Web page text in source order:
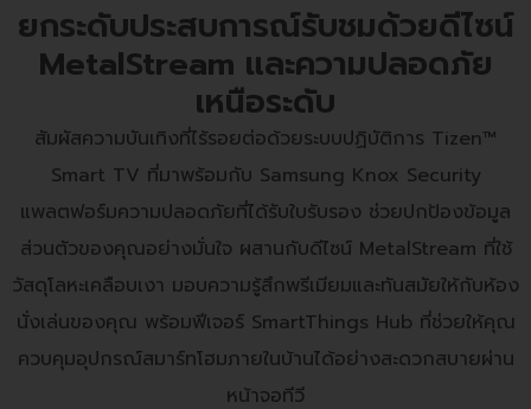
ยกระดับประสบการณ์รับชมด้วยดีไซน์
MetalStream และความปลอดภัย
เหนือระดับ
สัมผัสความบันเทิงที่ไร้รอยต่อด้วยระบบปฏิบัติการ Tizen™
Smart TV ที่มาพร้อมกับ Samsung Knox Security
แพลตฟอร์มความปลอดภัยที่ได้รับใบรับรอง ช่วยปกป้องข้อมูล
ส่วนตัวของคุณอย่างมั่นใจ ผสานกับดีไซน์ MetalStream ที่ใช้
วัสดุโลหะเคลือบเงา มอบความรู้สึกพรีเมียมและทันสมัยให้กับห้อง
นั่งเล่นของคุณ พร้อมฟีเจอร์ SmartThings Hub ที่ช่วยให้คุณ
ควบคุมอุปกรณ์สมาร์ทโฮมภายในบ้านได้อย่างสะดวกสบายผ่าน
หน้าจอทีวี